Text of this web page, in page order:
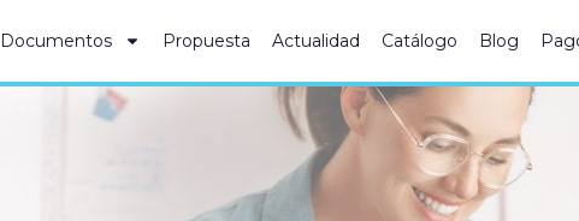
Documentos Propuesta Actualidad Catálogo Blog